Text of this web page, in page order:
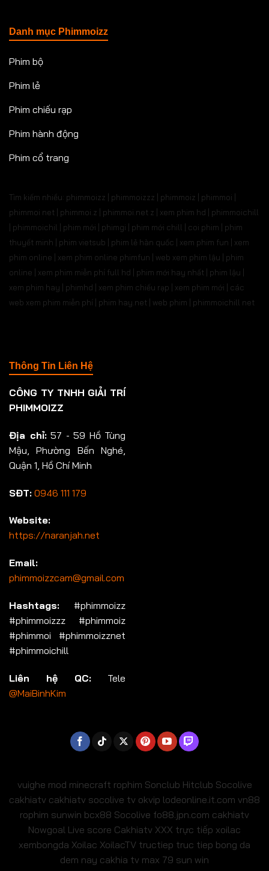
Danh mục Phimmoizz
Phim bộ
Phim lẻ
Phim chiếu rạp
Phim hành động
Phim cổ trang
Tìm kiếm nhiều: phimmoizz | phimmoizzz | phimmoiz | phimmoi |
phimmoi net | phimmoi.z | phimmoi.net z | xem phim hd | phimmoichill
| phimmoichil | phim mới | phimgi | phim mới chill | coi phim | phim
thuyết minh | phim vietsub | phim lẻ hàn quốc | xem phim fun | xem
phim online | xem phim online phimfun | web xem phim lậu | phim
online | xem phim miễn phí full hd | phim mới hay nhất | phim lậu |
xem phim hay | phimhd | xem phim chiếu rạp | xem phim mới | các
web xem phim miễn phí | phim hay.net | web phim | phimmoichill net
Thông Tin Liên Hệ
CÔNG TY TNHH GIẢI TRÍ
PHIMMOIZZ
Địa chỉ:57 - 59 Hồ Tùng
Mậu, Phường Bến Nghé,
Quận 1, Hồ Chí Minh
SĐT: 0946 111 179
Website:
https://naranjah.net
Email:
phimmoizzcam@gmail.com
Hashtags: #phimmoizz
#phimmoizzz #phimmoiz
#phimmoi #phimmoizznet
#phimmoichill
Liên hệ QC: Tele
@MaiBinhKim
vuighe mod minecraft rophim Sonclub Hitclub Socolive
cakhiatv cakhiatv socolive tv okvip lodeonline.it.com vn88
rophim sunwin bcx88 Socolive fo88.jpn.com cakhiatv
Nowgoal Live score Cakhiatv XXX trực tiếp xoilac
xembongda Xoilac XoilacTV tructiep truc tiep bong da
dem nay cakhia tv max 79 sun win